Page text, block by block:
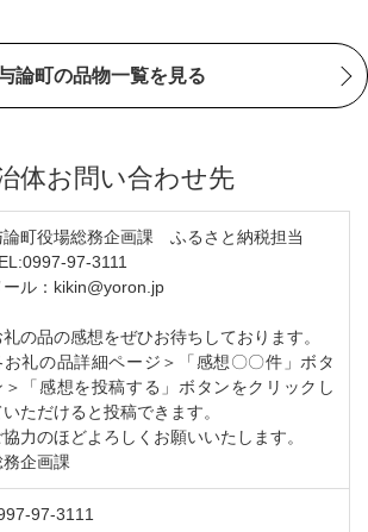
論町の品物一覧を見る
体お問い合わせ先
論町役場総務企画課 ふるさと納税担当
97-3111
ール：kikin@yoron.jp
礼の品の感想をぜひお待ちしております。
お礼の品詳細ページ＞「感想〇〇件」ボタ
＞「感想を投稿する」ボタンをクリックし
いただけると投稿できます。
協力のほどよろしくお願いいたします。
務企画課
97-3111